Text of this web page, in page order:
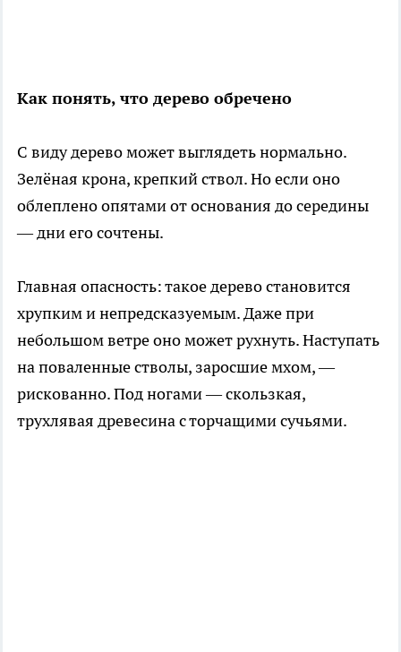
Как понять, что дерево обречено
С виду дерево может выглядеть нормально.
Зелёная крона, крепкий ствол. Но если оно
облеплено опятами от основания до середины
— дни его сочтены.
Главная опасность: такое дерево становится
хрупким и непредсказуемым. Даже при
небольшом ветре оно может рухнуть. Наступать
на поваленные стволы, заросшие мхом, —
рискованно. Под ногами — скользкая,
трухлявая древесина с торчащими сучьями.